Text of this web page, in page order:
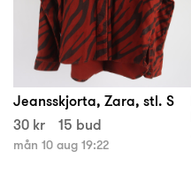
Jeansskjorta, Zara, stl. S
30 kr
15 bud
mån 10 aug 19:22